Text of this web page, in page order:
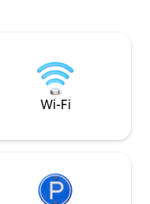
チ
ン
ワ＆
間を共有する場
掲載されたばかり
ン価格でご予約く
Wi-Fi